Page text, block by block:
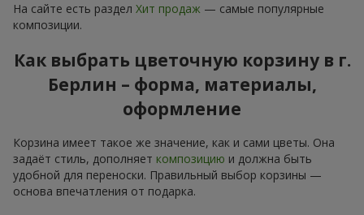
На сайте есть раздел Хит продаж — самые популярные
композиции.
Как выбрать цветочную корзину в г.
Берлин – форма, материалы,
оформление
Корзина имеет такое же значение, как и сами цветы. Она
задаёт стиль, дополняет композицию и должна быть
удобной для переноски. Правильный выбор корзины —
основа впечатления от подарка.